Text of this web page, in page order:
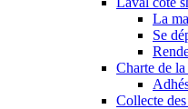
La
Se
Charte de
Collecte